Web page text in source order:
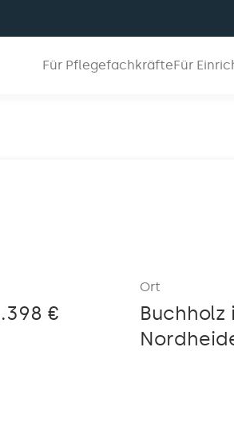
Für PflegefachkräfteFür
€
Ort
Buchholz